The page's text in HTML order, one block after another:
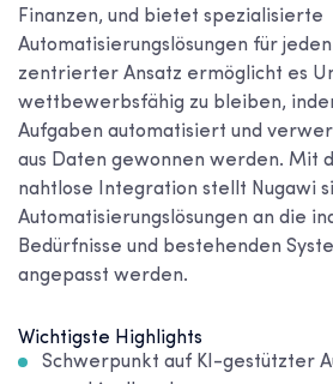
Finanzen, und bietet spezialisierte
Automatisierungslösungen für
zentrierter Ansatz ermöglicht es
wettbewerbsfähig zu bleiben,
Aufgaben automatisiert und
aus Daten gewonnen werden. Mit
nahtlose Integration stellt Nugawi
Automatisierungslösungen an die
Bedürfnisse und bestehenden
angepasst werden.
Wichtigste Highlights
Schwerpunkt auf KI-gestützter